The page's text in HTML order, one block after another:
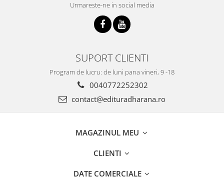
Urmareste-ne in social media
SUPORT CLIENTI
Program de lucru: de luni pana vineri, 9 -18
0040772252302
contact@edituradharana.ro
MAGAZINUL MEU
CLIENTI
DATE COMERCIALE